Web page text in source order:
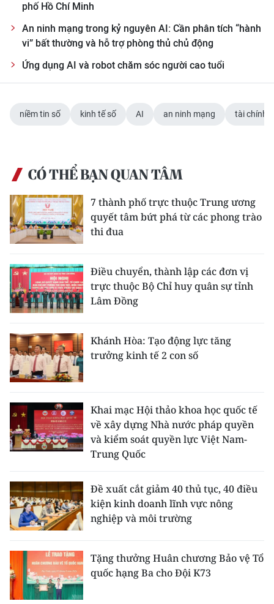
phố Hồ Chí Minh
An ninh mạng trong kỷ nguyên AI: Cần phân tích “hành
vi” bất thường và hỗ trợ phòng thủ chủ động
Ứng dụng AI và robot chăm sóc người cao tuổi
niềm tin số kinh tế số AI an ninh mạng tài chính
CÓ THỂ BẠN QUAN TÂM
7 thành phố trực thuộc Trung ương
quyết tâm bứt phá từ các phong trào
thi đua
Điều chuyển, thành lập các đơn vị
trực thuộc Bộ Chỉ huy quân sự tỉnh
Lâm Đồng
Khánh Hòa: Tạo động lực tăng
trưởng kinh tế 2 con số
Khai mạc Hội thảo khoa học quốc tế
về xây dựng Nhà nước pháp quyền
và kiểm soát quyền lực Việt Nam-
Trung Quốc
Đề xuất cắt giảm 40 thủ tục, 40 điều
kiện kinh doanh lĩnh vực nông
nghiệp và môi trường
Tặng thưởng Huân chương Bảo vệ Tổ
quốc hạng Ba cho Đội K73